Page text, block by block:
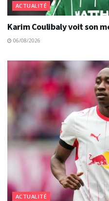
ACTUALITÉ
Karim Coulibaly voit son
06/08/2026
ACTUALITÉ